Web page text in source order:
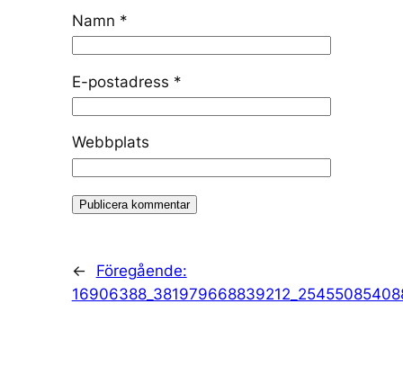
Namn *
E-postadress *
Webbplats
←
Föregående: